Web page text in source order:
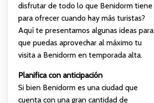
disfrutar de todo lo que Benidorm tiene
para ofrecer cuando hay más turistas?
Aquí te presentamos algunas ideas para
que puedas aprovechar al máximo tu
visita a Benidorm en temporada alta.
Planifica con anticipación
Si bien Benidorm es una ciudad que
cuenta con una gran cantidad de